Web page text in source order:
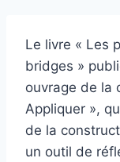
Le livre « Les
bridges »
ouvrage de la
Appliquer »,
de la
un outil de